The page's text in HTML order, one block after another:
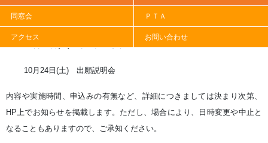
同窓会 ＰＴＡ
アクセス お問い合わせ
に実施する説明会等の予定は以下の通りになっています。
10月24日(土) 出願説明会
内容や実施時間、申込みの有無など、詳細につきましては決まり次第、
HP上でお知らせを掲載します。ただし、場合により、日時変更や中止と
なることもありますので、ご承知ください。